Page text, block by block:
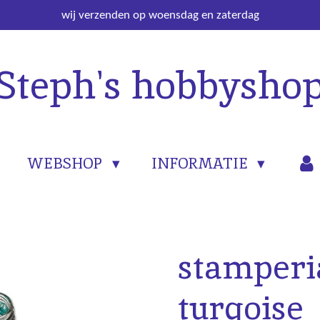
wij verzenden op woensdag en zaterdag
WEBSHOP INFORMATIE
turqoise